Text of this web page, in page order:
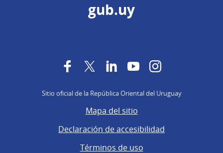
gub.uy
FacebookTwitter LinkedInYouTubeInstagram
Sitio oficial de la República Oriental del Uruguay
Mapa del sitio
Declaración de accesibilidad
Términos de uso